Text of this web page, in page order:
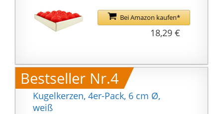
Flamme hast.
Längere Brenndauer
Ohne tierische Fette
Ohne Palmöl Rustik-
Finish Perfekte Flamme
bis zu 25h Sauberes
Bei Amazon kaufen*
18,29 €
Bestseller Nr.4
Kugelkerzen, 4er-Pack, 6 cm Ø,
weiß